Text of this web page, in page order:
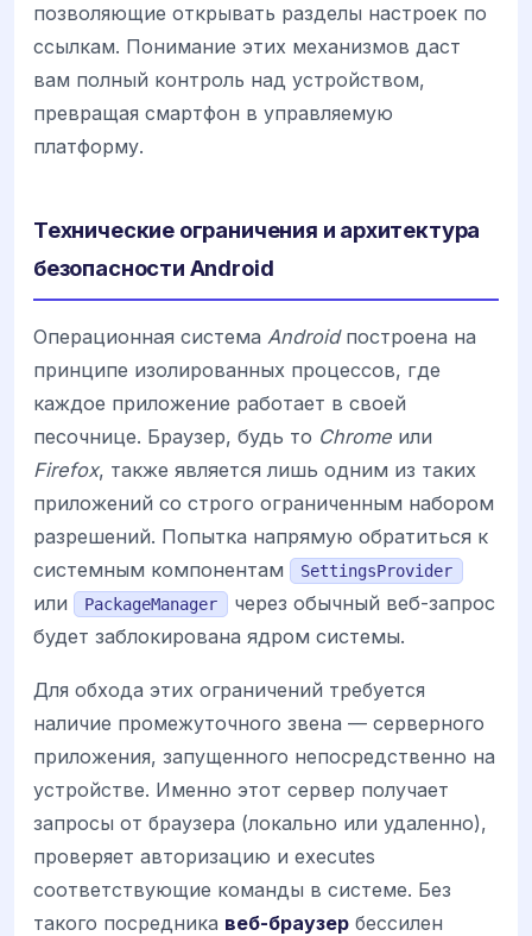
позволяющие открывать разделы настроек по
ссылкам. Понимание этих механизмов даст
вам полный контроль над устройством,
превращая смартфон в управляемую
платформу.
Технические ограничения и архитектура
безопасности Android
Операционная система Androidпостроена на
принципе изолированных процессов, где
каждое приложение работает в своей
песочнице. Браузер, будь то Chrome или
Firefox, также является лишь одним из таких
приложений со строго ограниченным набором
разрешений. Попытка напрямую обратиться к
системным компонентам
SettingsProvider
или PackageManager
через обычный веб-запрос
будет заблокирована ядром системы.
Для обхода этих ограничений требуется
наличие промежуточного звена — серверного
приложения, запущенного непосредственно на
устройстве. Именно этот сервер получает
запросы от браузера (локально или удаленно),
проверяет авторизацию и executes
соответствующие команды в системе. Без
такого посредника веб-браузер бессилен